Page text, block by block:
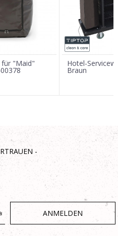
für "Maid" Hotel-
Braun
-
ANMELDEN